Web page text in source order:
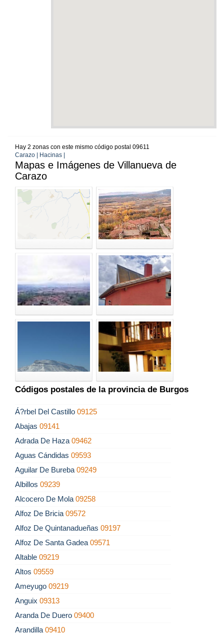
Hay 2 zonas con este mismo código postal 09611
Carazo | Hacinas |
Mapas e Imágenes de Villanueva de
Carazo
Códigos postales de la provincia de Burgos
Á?rbel Del Castillo 09125
Abajas 09141
Adrada De Haza 09462
Aguas Cándidas 09593
Aguilar De Bureba 09249
Albillos 09239
Alcocero De Mola 09258
Alfoz De Bricia 09572
Alfoz De Quintanadueñas 09197
Alfoz De Santa Gadea 09571
Altable 09219
Altos 09559
Ameyugo 09219
Anguix 09313
Aranda De Duero 09400
Arandilla 09410